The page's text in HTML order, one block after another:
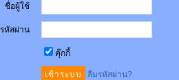
ชื่อผู้ใช้
รหัสผ่าน
คุ๊กกี้
ลืมรหัสผ่าน?